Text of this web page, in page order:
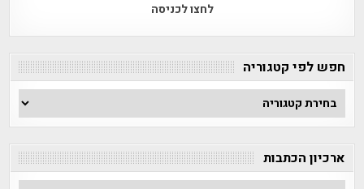
לחצו לכניסה
חפש לפי קטגוריה
חפש
לפי
ארכיון הכתבות